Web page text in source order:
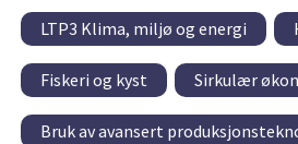
LTP3 Klima, miljø og energi
Fiskeri og kyst Sirkulær
Bruk av avansert